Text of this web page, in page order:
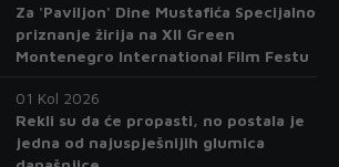
Za 'Paviljon' Dine Mustafića Specijalno
priznanje žirija na XII Green
Montenegro International Film Festu
01 Kol 2026
Rekli su da će propasti, no postala je
jedna od najuspješnijih glumica